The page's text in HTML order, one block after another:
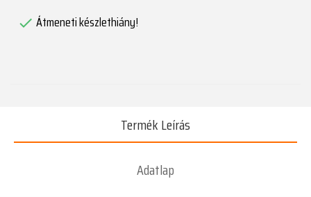
 Átmeneti készlethiány!
Termék Leírás
Adatlap